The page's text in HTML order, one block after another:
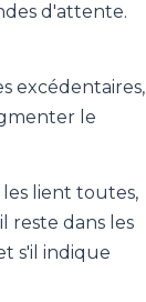
d'attente.
excédentaires,
le
lient toutes,
reste dans les
s'il indique